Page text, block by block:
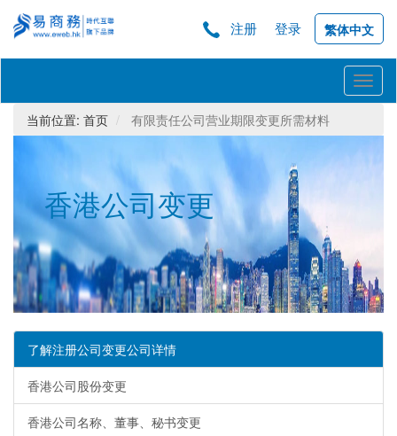
繁体中文
登录
注册
当前位置: 首页 有限责任公司营业期限变更所需材料
香港公司变更
了解注册公司变更公司详情
香港公司股份变更
香港公司名称、董事、秘书变更